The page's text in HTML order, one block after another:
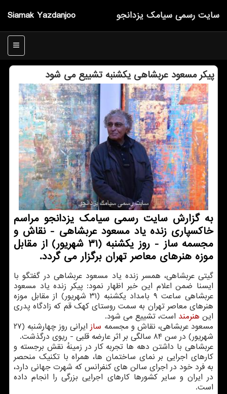
Siamak Yazdanjoo سایت رسمی سیامك یزدانجو
منو
پیكر مسعود عربشاهی یكشنبه تشییع می شود
به گزارش سایت رسمی سیامك یزدانجو مراسم
خاكسپاری زنده یاد مسعود عربشاهی - نقاش و
مجسمه ساز - روز یكشنبه (۳۱ شهریور) از مقابل
موزه هنرهای معاصر تهران برگزار می گردد.
گیتی عربشاهی، همسر زنده یاد مسعود عربشاهی در گفتگو با
ایسنا ضمن اعلام این خبر اظهار نمود: پیكر زنده یاد مسعود
عربشاهی ساعت ۹ بامداد یكشنبه (۳۱ شهریور) از مقابل موزه
هنرهای معاصر تهران به سمت روستای كهك قم كه زادگاه پدری
این هنرمند است، تشییع می شود.
مسعود عربشاهی، نقاش و مجسمه ساز
ایرانی روز چهارشنبه (۲۷
شهریور) در سن ۸۴ سالگی بر اثر عارضه قلبی - ریوی درگذشت.
عربشاهی با داشتن دهه ها تجربه كار در زمینهٔ نقش برجسته و
كارهای اجرایی بر نمای ساختمان ها، همراه با تكنیك منحصر
به فرد خود در اجرای سالن های كنفرانس كه شهرت جهانی دارد،
در ایران و سایر كشورها كارهای اجرایی بزرگی را انجام داده
است.